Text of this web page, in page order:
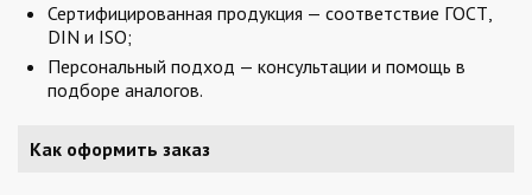
Сертифицированная продукция — соответствие ГОСТ,
DIN и ISO;
Персональный подход — консультации и помощь в
подборе аналогов.
Как оформить заказ